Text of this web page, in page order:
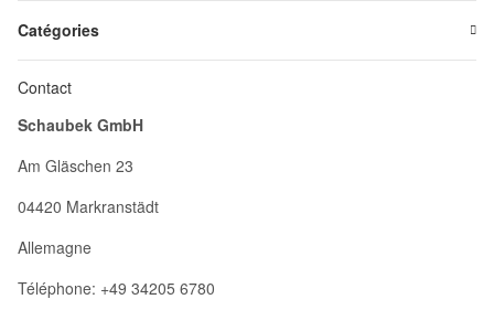
Catégories
Contact
Schaubek GmbH
Am Gläschen 23
04420 Markranstädt
Allemagne
Téléphone: +49 34205 6780